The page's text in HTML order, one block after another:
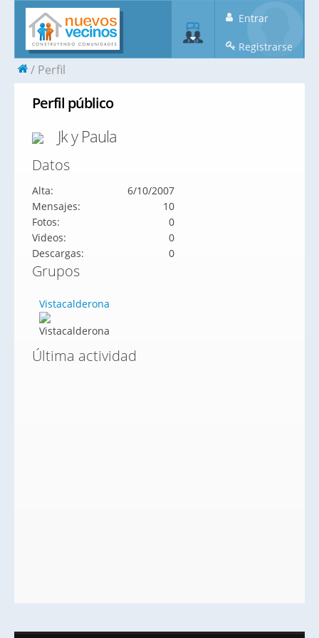
Entrar
Registrarse
Perfil
Perfil público
Jk y Paula
Datos
Alta:
6/10/2007
Mensajes:
10
Fotos:
0
Videos:
0
Descargas:
0
Grupos
Vistacalderona
Última actividad